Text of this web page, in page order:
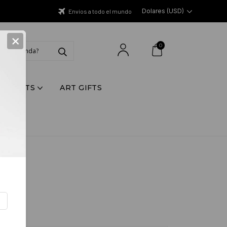
Envíos a todo el mundo Dolares (USD)
0
PRINTS ART GIFTS
×